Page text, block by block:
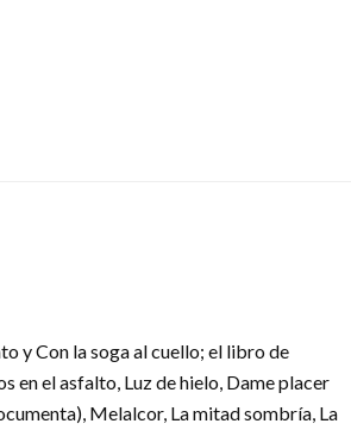
y Con la soga al cuello; el libro de
en el asfalto, Luz de hielo, Dame placer
Melalcor, La mitad sombría, La